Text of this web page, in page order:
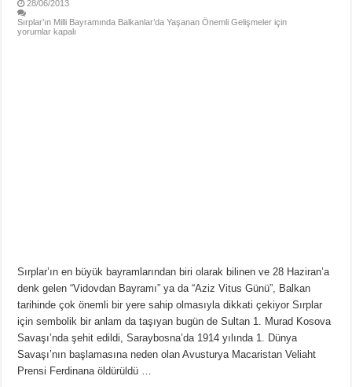
28/06/2013
Sırplar’ın Milli Bayramında Balkanlar’da Yaşanan Önemli Gelişmeler için
yorumlar kapalı
Sırplar’ın en büyük bayramlarından biri olarak bilinen ve 28 Haziran’a
denk gelen “Vidovdan Bayramı” ya da “Aziz Vitus Günü”, Balkan
tarihinde çok önemli bir yere sahip olmasıyla dikkati çekiyor Sırplar
için sembolik bir anlam da taşıyan bugün de Sultan 1. Murad Kosova
Savaşı’nda şehit edildi, Saraybosna’da 1914 yılında 1. Dünya
Savaşı’nın başlamasına neden olan Avusturya Macaristan Veliaht
Prensi Ferdinana öldürüldü …